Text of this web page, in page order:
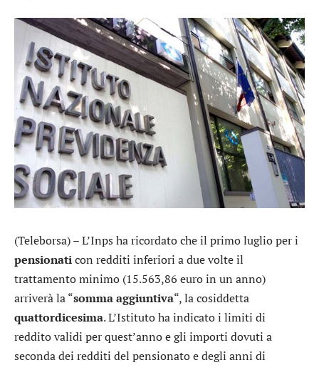
(Teleborsa) – L’Inps ha ricordato che il primo luglio per i
pensionaticon redditi inferiori a due volte il
trattamento minimo (15.563,86 euro in un anno)
arriverà la “sommaaggiuntiva“, la cosiddetta
quattordicesima. L’Istituto ha indicato i limiti di
reddito validi per quest’anno e gli importi dovuti a
seconda dei redditi del pensionato e degli anni di